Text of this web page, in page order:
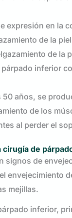
expresión en la
de la
de la
inferior
50 años, se
de los
al perder el
cirugía de
signos de
envejecimiento
mejillas.
inferior,